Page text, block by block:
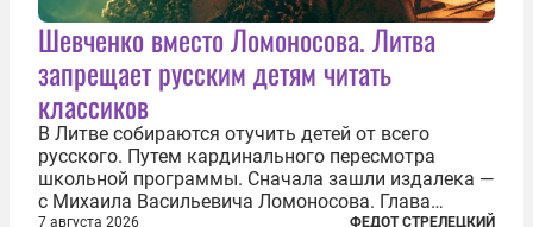
Шевченко вместо Ломоносова. Литва
запрещает русским детям читать
классиков
В Литве собираются отучить детей от всего
русского. Путем кардинального пересмотра
школьной программы. Сначала зашли издалека —
с Михаила Васильевича Ломоносова. Глава
7 августа 2026 ФЕДОТ СТРЕЛЕЦКИЙ